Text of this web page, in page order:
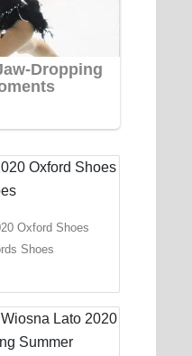
Oxford Shoes
Shoes